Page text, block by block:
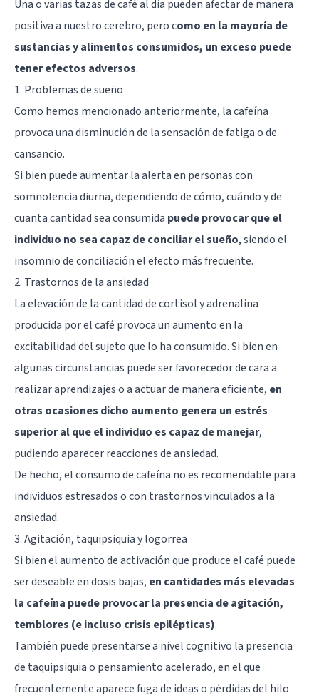
Una o varias tazas de café al día pueden afectar de manera
positiva a nuestro cerebro, pero como en la mayoría de
sustancias y alimentos consumidos, un exceso puede
tener efectos adversos.
1. Problemas de sueño
Como hemos mencionado anteriormente, la cafeína
provoca una disminución de la sensación de fatiga o de
cansancio.
Si bien puede aumentar la alerta en personas con
somnolencia diurna, dependiendo de cómo, cuándo y de
cuanta cantidad sea consumida puede provocar que el
individuo no sea capaz de conciliar el sueño, siendoel
insomniode conciliación el efecto más frecuente.
2. Trastornos de la ansiedad
La elevación de la cantidad de cortisol y adrenalina
producida por el café provoca un aumento en la
excitabilidad del sujeto que lo ha consumido. Si bien en
algunas circunstancias puede ser favorecedor de cara a
realizar aprendizajes o a actuar de manera eficiente, en
otras ocasiones dicho aumento genera un estrés
superior al que el individuo es capaz de manejar,
pudiendo aparecer reacciones de ansiedad.
De hecho, el consumo de cafeína no es recomendable para
individuos estresados o con trastornos vinculados a la
ansiedad.
3. Agitación, taquipsiquia y logorrea
Si bien el aumento de activación que produce el café puede
ser deseable en dosis bajas, en cantidades más elevadas
la cafeína puede provocar la presencia de agitación,
temblores (e incluso crisis epilépticas).
También puede presentarse a nivel cognitivo la presencia
de taquipsiquia o pensamiento acelerado, en el que
frecuentemente aparece fuga de ideas o pérdidas del hilo